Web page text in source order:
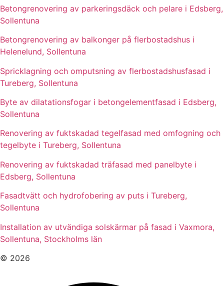
Betongrenovering av parkeringsdäck och pelare i Edsberg,
Sollentuna
Betongrenovering av balkonger på flerbostadshus i
Helenelund, Sollentuna
Spricklagning och omputsning av flerbostadshusfasad i
Tureberg, Sollentuna
Byte av dilatationsfogar i betongelementfasad i Edsberg,
Sollentuna
Renovering av fuktskadad tegelfasad med omfogning och
tegelbyte i Tureberg, Sollentuna
Renovering av fuktskadad träfasad med panelbyte i
Edsberg, Sollentuna
Fasadtvätt och hydrofobering av puts i Tureberg,
Sollentuna
Installation av utvändiga solskärmar på fasad i Vaxmora,
Sollentuna, Stockholms län
© 2026